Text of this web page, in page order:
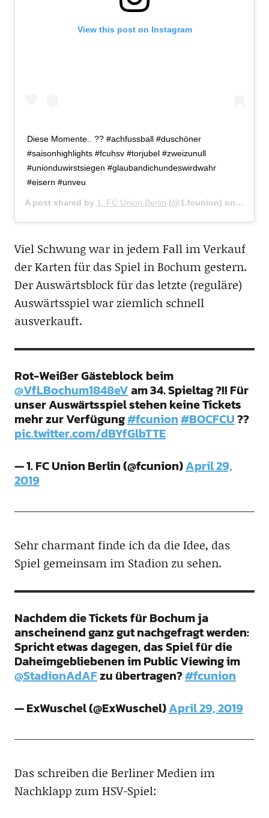
View this post on Instagram
Diese Momente.. ?? #achfussball #duschöner
#saisonhighlights #fcuhsv #torjubel #zweizunull
#unionduwirstsiegen #glaubandichundeswirdwahr
#eisern #unveu
A post shared by 1. FC Union Berlin (@1.fcunion) on Apr 29,
Viel Schwung war in jedem Fall im Verkauf
der Karten für das Spiel in Bochum gestern.
Der Auswärtsblock für das letzte (reguläre)
Auswärtsspiel war ziemlich schnell
ausverkauft.
Rot-Weißer Gästeblock beim
@VfLBochum1848eVam 34. Spieltag ?!! Für
unser Auswärtsspiel stehen keine Tickets
mehr zur Verfügung#fcunion#BOCFCU??
pic.twitter.com/dBYfGlbTTE
— 1. FC Union Berlin (@fcunion)April 29,
2019
Sehr charmant finde ich da die Idee, das
Spiel gemeinsam im Stadion zu sehen.
Nachdem die Tickets für Bochum ja
anscheinend ganz gut nachgefragt werden:
Spricht etwas dagegen, das Spiel für die
Daheimgebliebenen im Public Viewing im
@StadionAdAFzu übertragen?#fcunion
— ExWuschel (@ExWuschel)April 29, 2019
Das schreiben die Berliner Medien im
Nachklapp zum HSV-Spiel: